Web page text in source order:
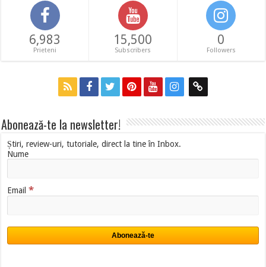
6,983
Prieteni
15,500
Subscribers
0
Followers
Abonează-te la newsletter!
Știri, review-uri, tutoriale, direct la tine în Inbox.
Nume
Email*